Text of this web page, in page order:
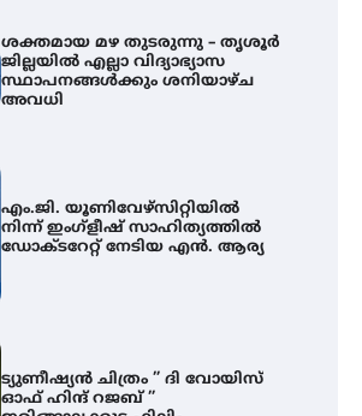
ശക്തമായ മഴ തുടരുന്നു – തൃശൂർ
ജില്ലയിൽ എല്ലാ വിദ്യാഭ്യാസ
സ്ഥാപനങ്ങൾക്കും ശനിയാഴ്ച
അവധി
എം.ജി. യൂണിവേഴ്‌സിറ്റിയിൽ
നിന്ന് ഇംഗ്ളീഷ് സാഹിത്യത്തിൽ
ഡോക്ടറേറ്റ് നേടിയ എൻ. ആര്യ
ട്യുണീഷ്യൻ ചിത്രം ” ദി വോയിസ്
ഓഫ് ഹിന്ദ് റജബ് ”